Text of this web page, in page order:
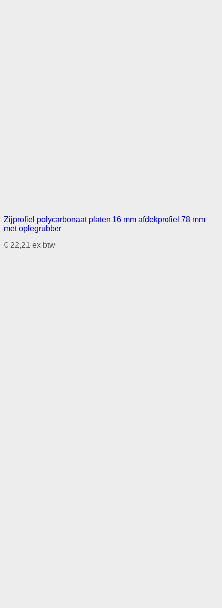
Zijprofiel polycarbonaat platen 16 mm afdekprofiel 78 mm
met oplegrubber
€ 22,21 ex btw